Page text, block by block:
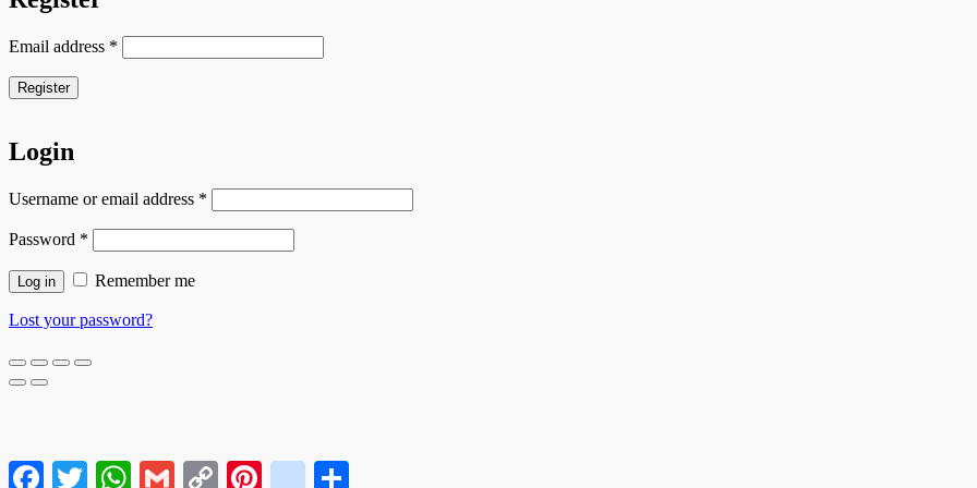
FacebookTwitter WhatsApp
Gmail
Copy
Pinterestgoogle_bookmarks
Email address *
Register
Login
Username or email address *
Password *
Log in Remember me
Lost your password?